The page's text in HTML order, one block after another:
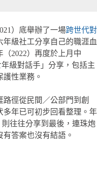
）底舉辦了一場跨世代對
年級社工分享自己的職涯血
2022）再度於上月中
年級對話手」分享，包括主
性業務。
徑從民間／公部門到創
多年已可初步回看整理。年
往往分享到最後，連珠炮
答案也沒有結語。